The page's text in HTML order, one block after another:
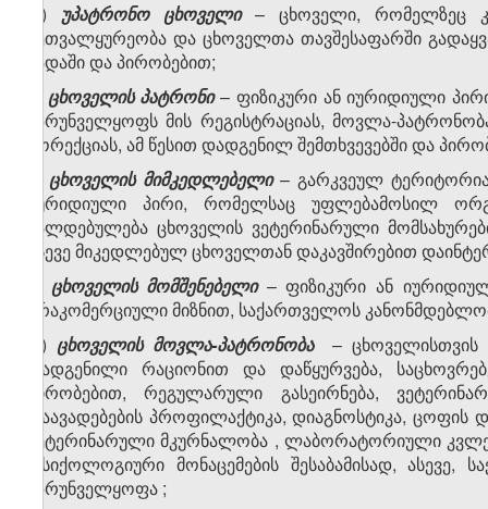
დ)
უპატრონო ცხოველი– ცხოველი, რომელზეც
მეთვალყურეობა და ცხოველთა თავშესაფარში
ვადაშიდა პირობებით;
ცხოველის პატრონი – ფიზიკური ან იურიდიული
უზრუნველყოფს მის რეგისტრაციას, მოვლა-
კორექციას, ამ წესით დადგენილ შემთხვევებში და
ცხოველის მიმკედლებელი– გარკვეულ
იურიდიული პირი, რომელსაც უფლებამოსილ
ვალდებულება ცხოველის ვეტერინარული
ასევე მიკედლებულ ცხოველთან დაკავშირებით
ცხოველის მომშენებელი– ფიზიკური ან
არაკომერციული მიზნით, საქართველოს
თ) ცხოველის მოვლა-პატრონობა
– ცხოველისთვის
დადგენილი რაციონით და დაწყურვება,
პირობებით, რეგულარული გასეირნება,
დაავადებების პროფილაქტიკა, დიაგნოსტიკა,ცოფის
ვეტერინარული მკურნალობა , ლაბორატორიული
ფსიქოლოგიური მონაცემების შესაბამისად,
უზრუნველყოფა ;